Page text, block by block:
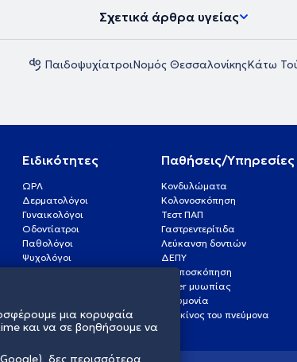
Σχετικά άρθρα υγείας
ΠαιδοψυχίατροιΝομός ΘεσσαλονίκηςΚάτω
Ειδικότητες
ΩΡΛ
Δερματολόγοι
Γυναικολόγοι
Οδοντίατροι
Παθολόγοι
Ψυχολόγοι
Οφθαλμίατροι
Καρδιολόγοι
Παθήσεις/Υπηρεσίες
Κονδυλώματα
Κολονοσκόπηση
Τεστ ΠΑΠ
Γαστρεντερίτιδα
Λεύκανση δοντιών
ΔΕΠΥ
Κολποσκόπηση
Laser μυωπίας
Πνευμονία
Καρκίνος του πνεύμονα
μια κορυφαία
και να σε βοηθήσουμε να
δες περισσότερα